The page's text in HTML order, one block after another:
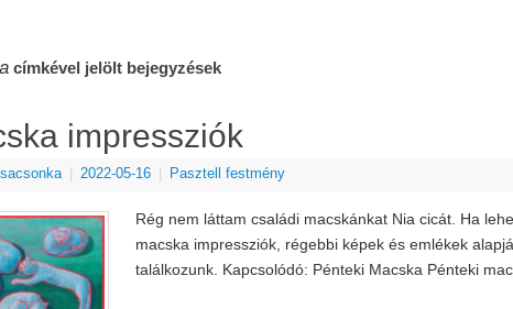
címkével jelölt bejegyzések
impressziók
2022-05-16 Pasztell festmény
Rég nem láttam családi macskánkat Nia cicát. Ha
macska impressziók, régebbi képek és emlékek
találkozunk. Kapcsolódó: Pénteki Macska Pénteki